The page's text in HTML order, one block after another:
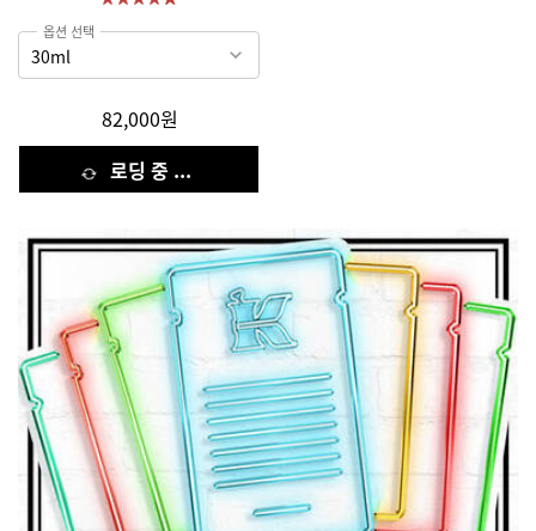
옵션 선택
82,000원
로딩 중 ...